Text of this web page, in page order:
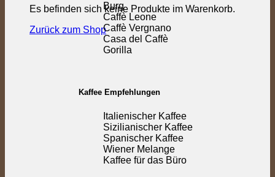
Es befinden sich keine Produkte im Warenkorb.
Zurück zum Shop
Burg
Caffè Leone
Caffè Vergnano
Casa del Caffè
Gorilla
Kaffee Empfehlungen
Italienischer Kaffee
Sizilianischer Kaffee
Spanischer Kaffee
Wiener Melange
Kaffee für das Büro